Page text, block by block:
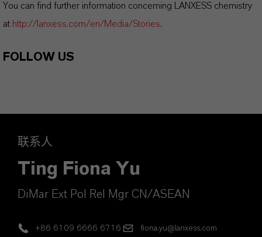
You can find further information concerning LANXESS chemistry
at http://lanxess.com/en/Media/Stories.
FOLLOW US
联系人
Ting Fiona Yu
DiMar Ext Pol Rel Mgr CN/ASEAN
+86 6109 6666 6716 fiona.yu@lanxess.com